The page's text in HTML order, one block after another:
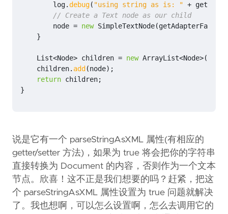
log.debug( "using string as is: " +
// Create a Text node as our child
node = new SimpleTextNode(getAdapterFactory
}
List<Node> children = new ArrayList<Node>();
children. add (node);
return children;
}
说是它有一个 parseStringAsXML 属性(有相应的
getter/setter 方法)，如果为 true 将会把你的字符串
直接转换为 Document 的内容，否则作为一个文本
节点。欣喜！这不正是我们想要的吗？赶紧，把这
个 parseStringAsXML 属性设置为 true 问题就解决
了。我也想啊，可以怎么设置啊，怎么去调用它的